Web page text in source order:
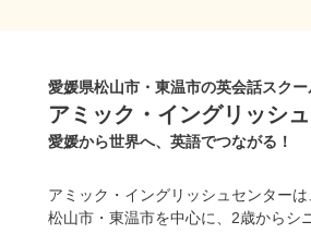
愛媛県松山市・東温市の英会話スクー
アミック・イングリッシ
愛媛から世界へ、英語でつながる！
アミック・イングリッシュセンター
松山市・東温市を中心に、2歳からシ